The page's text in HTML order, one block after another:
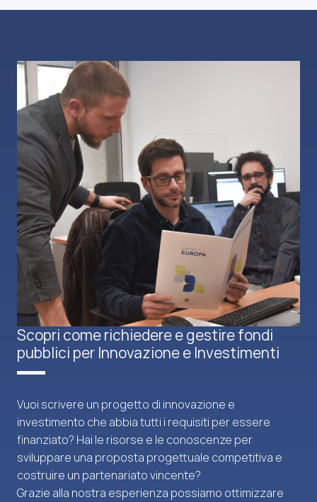
Scopri come richiedere e gestire fondi
pubblici per Innovazione e Investimenti
Vuoi scrivere un progetto di innovazione e
investimento che abbia tutti i requisiti per essere
finanziato? Hai le risorse e le conoscenze per
sviluppare una proposta progettuale competitiva e
costruire un partenariato vincente?
Grazie alla nostra esperienza possiamo ottimizzare